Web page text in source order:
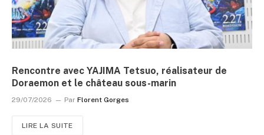
Rencontre avec YAJIMA Tetsuo, réalisateur de
Doraemon et le château sous-marin
29/07/2026 Par Florent Gorges
LIRE LA SUITE